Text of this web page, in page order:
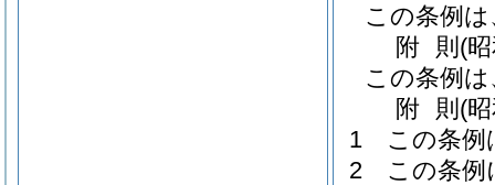
この条例
附 則 (
この条例
附 則 (
1
この条例
2
この条例